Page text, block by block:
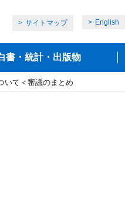
サイトマップ English
書・統計・出版物
いて＜審議のまとめ